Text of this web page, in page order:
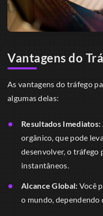
Vantagens do
As vantagens do tráfego
algumas delas:
Resultados Imediatos:
orgânico, que pode
desenvolver, o tráfego
instantâneos.
Alcance Global: Você
o mundo, dependendo